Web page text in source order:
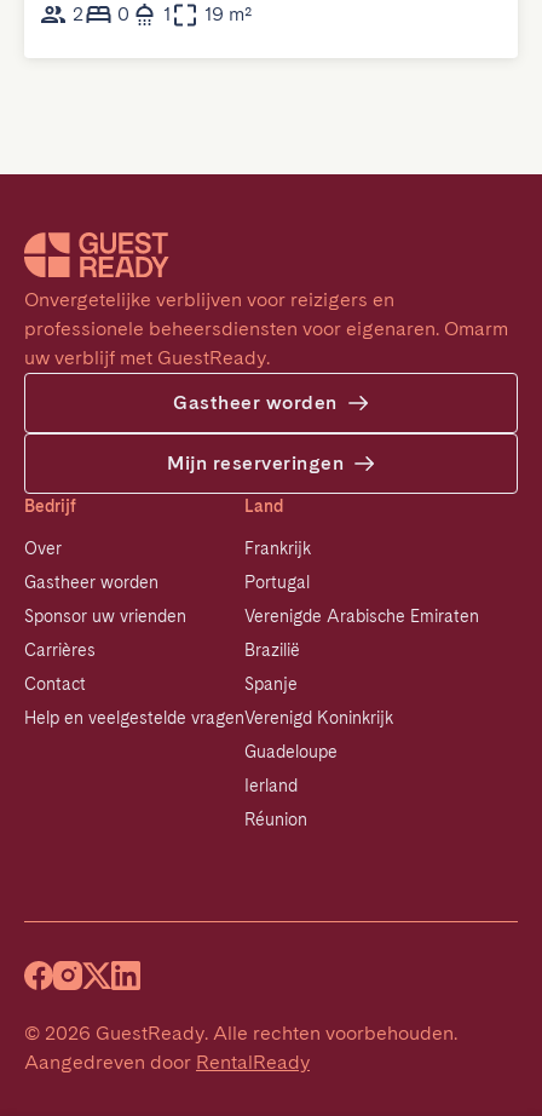
2
0 1 19 m²
Onvergetelijke verblijven voor reizigers en
professionele beheersdiensten voor eigenaren. Omarm
uw verblijf met GuestReady.
Gastheer worden
Mijn reserveringen
Bedrijf
Over
Gastheer worden
Sponsor uw vrienden
Carrières
Contact
Help en veelgestelde vragen
Land
Frankrijk
Portugal
Verenigde Arabische Emiraten
Brazilië
Spanje
Verenigd Koninkrijk
Guadeloupe
Ierland
Réunion
© 2026 GuestReady. Alle rechten voorbehouden.
Aangedreven door RentalReady